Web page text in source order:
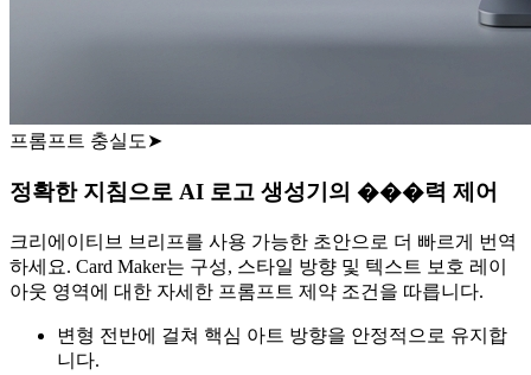
프롬프트 충실도 ➤
정확한 지침으로 AI 로고 생성기의 ���력 제어
크리에이티브 브리프를 사용 가능한 초안으로 더 빠르게 번역
하세요. Card Maker는 구성, 스타일 방향 및 텍스트 보호 레이
아웃 영역에 대한 자세한 프롬프트 제약 조건을 따릅니다.
변형 전반에 걸쳐 핵심 아트 방향을 안정적으로 유지합
니다.